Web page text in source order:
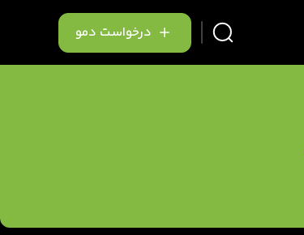
درخواست دمو